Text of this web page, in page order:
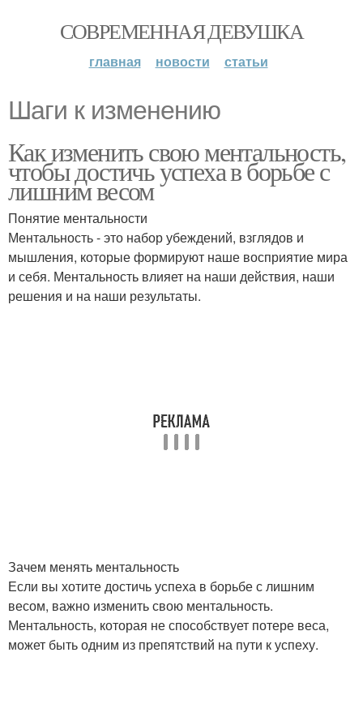
СОВРЕМЕННАЯ ДЕВУШКА
главная новости статьи
Шаги к изменению
Как изменить свою ментальность,
чтобы достичь успеха в борьбе с
лишним весом
Понятие ментальности
Ментальность - это набор убеждений, взглядов и
мышления, которые формируют наше восприятие мира
и себя. Ментальность влияет на наши действия, наши
решения и на наши результаты.
Зачем менять ментальность
Если вы хотите достичь успеха в борьбе с лишним
весом, важно изменить свою ментальность.
Ментальность, которая не способствует потере веса,
может быть одним из препятствий на пути к успеху.